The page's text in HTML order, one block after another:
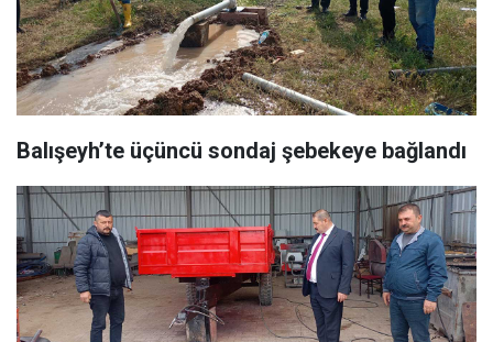
Balışeyh’te üçüncü sondaj şebekeye bağlandı